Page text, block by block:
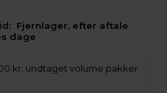
Fjernlager, efter aftale
dage
kr. undtaget volume pakker